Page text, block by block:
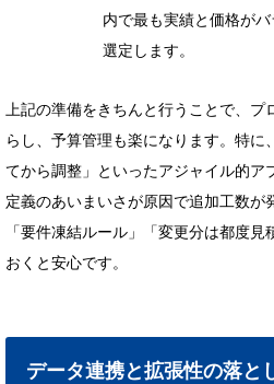
内で最も実績と価格が
選定します。
上記の準備をきちんと行うことで、
らし、予算管理も楽になります。特
てから調整」といったアジャイル的ア
定義のあいまいさが原因で追加工数が
「要件凍結ルール」「変更分は都度
おくと安心です。
データ連携と拡張性の落と